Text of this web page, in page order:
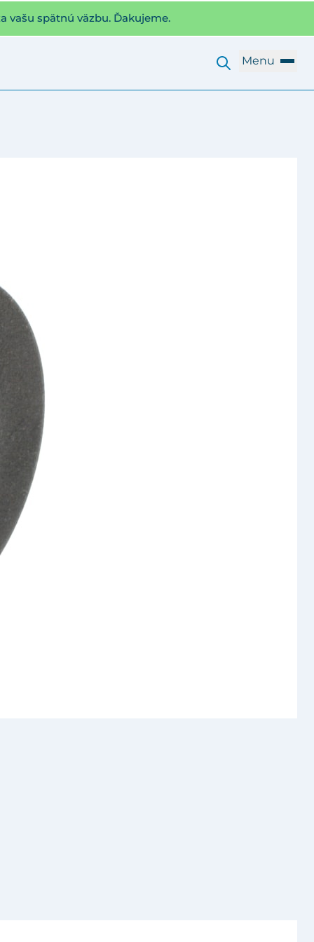
vašu spätnú väzbu. Ďakujeme.
Menu